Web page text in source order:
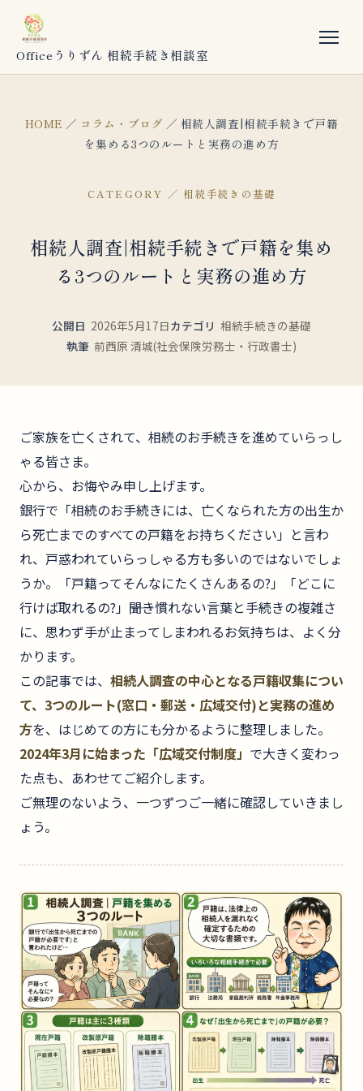
Officeうりずん 相続手続き相談室
HOME ／ コラム・ブログ ／ 相続人調査|相続手続きで戸籍
を集める3つのルートと実務の進め方
CATEGORY ／ 相続手続きの基礎
相続人調査|相続手続きで戸籍を集め
る3つのルートと実務の進め方
公開日 2026年5月17日カテゴリ 相続手続きの基礎
執筆 前西原 清城(社会保険労務士・行政書士)
ご家族を亡くされて、相続のお手続きを進めていらっし
ゃる皆さま。
心から、お悔やみ申し上げます。
銀行で「相続のお手続きには、亡くなられた方の出生か
ら死亡までのすべての戸籍をお持ちください」と言わ
れ、戸惑われていらっしゃる方も多いのではないでしょ
うか。「戸籍ってそんなにたくさんあるの?」「どこに
行けば取れるの?」――聞き慣れない言葉と手続きの複雑さ
に、思わず手が止まってしまわれるお気持ちは、よく分
かります。
この記事では、 相続人調査の中心となる戸籍収集につい
て、3つのルート(窓口・郵送・広域交付)と実務の進め
方を、はじめての方にも分かるように整理しました。
2024年3月に始まった「広域交付制度」 で大きく変わっ
た点も、あわせてご紹介します。
ご無理のないよう、一つずつご一緒に確認していきまし
ょう。